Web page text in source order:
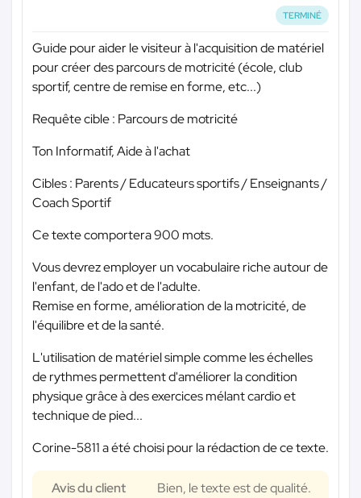
TERMINÉ
Guide pour aider le visiteur à l'acquisition de matériel
pour créer des parcours de motricité (école, club
sportif, centre de remise en forme, etc...)
Requête cible : Parcours de motricité
Ton Informatif, Aide à l'achat
Cibles : Parents / Educateurs sportifs / Enseignants /
Coach Sportif
Ce texte comportera 900 mots.
Vous devrez employer un vocabulaire riche autour de
l'enfant, de l'ado et de l'adulte.
Remise en forme, amélioration de la motricité, de
l'équilibre et de la santé.
L'utilisation de matériel simple comme les échelles
de rythmes permettent d'améliorer la condition
physique grâce à des exercices mélant cardio et
technique de pied...
Corine-5811 a été choisi pour la rédaction de ce texte.
Avis du client
Bien, le texte est de qualité.